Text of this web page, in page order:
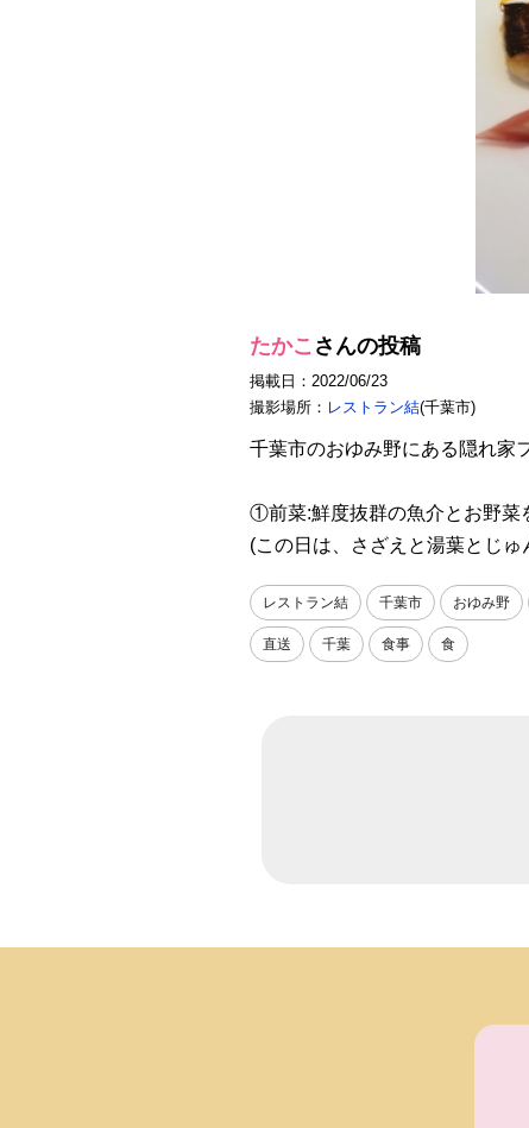
たかこ さんの投稿
掲載日：2022/06/23
撮影場所： レストラン結(千葉市)
千葉市のおゆみ野にある隠れ家
①前菜:鮮度抜群の魚介とお野菜
(この日は、さざえと湯葉とじ
レストラン結 千葉市 おゆみ野
直送 千葉 食事 食